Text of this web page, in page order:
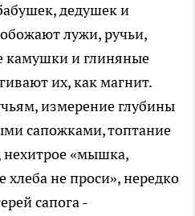
дедушек и
лужи, ручьи,
камушки и глиняные
их, как магнит.
измерение глубины
сапожками, топтание
«мышка,
не проси», нередко
сапога -